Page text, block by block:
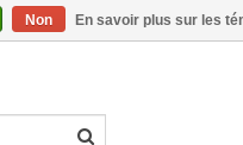
Non En savoir plus sur les